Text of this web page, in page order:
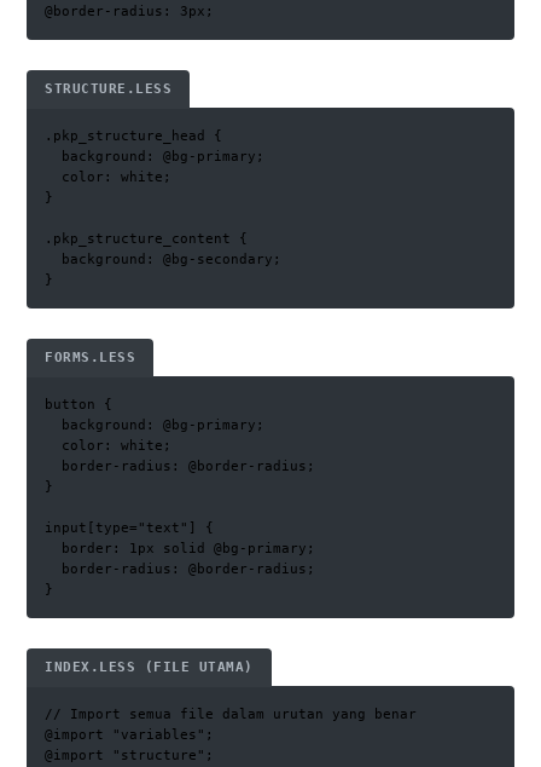
@border-radius: 3px;
STRUCTURE.LESS
.pkp_structure_head {
  background: @bg-primary;
  color: white;
}
.pkp_structure_content {
  background: @bg-secondary;
}
FORMS.LESS
button {
  background: @bg-primary;
  color: white;
  border-radius: @border-radius;
}
input[type="text"] {
  border: 1px solid @bg-primary;
  border-radius: @border-radius;
}
INDEX.LESS (FILE UTAMA)
// Import semua file dalam urutan yang benar
@import "variables";
@import "structure";